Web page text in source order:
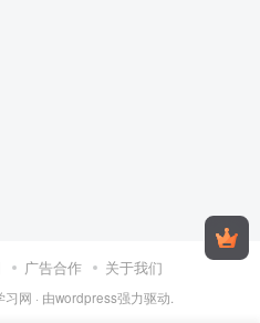
广告合作 关于我们
习网 · 由wordpress强力驱动.